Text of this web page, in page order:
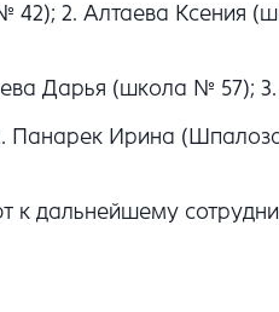
42); 2. Алтаева
Дарья (школа № 57);
Панарек Ирина
к дальнейшему